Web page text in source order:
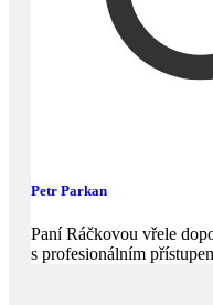
Petr Parkan
Paní Ráčkovou vřele
s profesionálním